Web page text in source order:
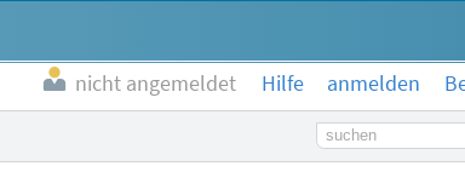
nicht angemeldet Hilfe anmelden
Suchbegriff